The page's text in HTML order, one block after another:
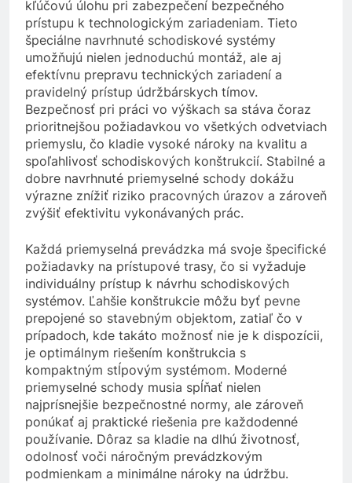
kľúčovú úlohu pri zabezpečení bezpečného
prístupu k technologickým zariadeniam. Tieto
špeciálne navrhnuté schodiskové systémy
umožňujú nielen jednoduchú montáž, ale aj
efektívnu prepravu technických zariadení a
pravidelný prístup údržbárskych tímov.
Bezpečnosť pri práci vo výškach sa stáva čoraz
prioritnejšou požiadavkou vo všetkých odvetviach
priemyslu, čo kladie vysoké nároky na kvalitu a
spoľahlivosť schodiskových konštrukcií. Stabilné a
dobre navrhnuté priemyselné schody dokážu
výrazne znížiť riziko pracovných úrazov a zároveň
zvýšiť efektivitu vykonávaných prác.
Každá priemyselná prevádzka má svoje špecifické
požiadavky na prístupové trasy, čo si vyžaduje
individuálny prístup k návrhu schodiskových
systémov. Ľahšie konštrukcie môžu byť pevne
prepojené so stavebným objektom, zatiaľ čo v
prípadoch, kde takáto možnosť nie je k dispozícii,
je optimálnym riešením konštrukcia s
kompaktným stĺpovým systémom. Moderné
priemyselné schody musia spĺňať nielen
najprísnejšie bezpečnostné normy, ale zároveň
ponúkať aj praktické riešenia pre každodenné
používanie. Dôraz sa kladie na dlhú životnosť,
odolnosť voči náročným prevádzkovým
podmienkam a minimálne nároky na údržbu.